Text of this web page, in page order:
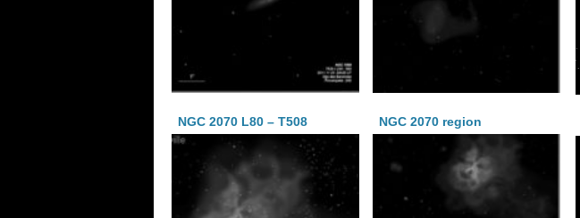
NGC 2070 L80 – T508 NGC 2070 region